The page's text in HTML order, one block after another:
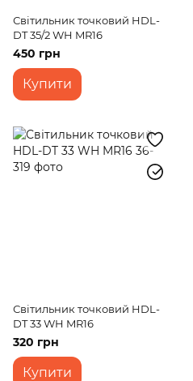
Світильник точковий HDL-
DT 35/2 WH MR16
450 грн
Купити
Світильник точковий HDL-
DT 33 WH MR16
320 грн
Купити